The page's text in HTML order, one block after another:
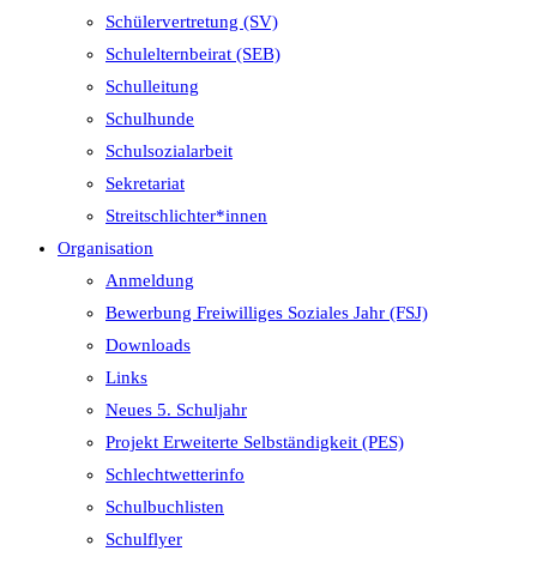
Schülervertretung (SV)
Schulelternbeirat (SEB)
Schulleitung
Schulhunde
Schulsozialarbeit
Sekretariat
Streitschlichter*innen
Organisation
Anmeldung
Bewerbung Freiwilliges Soziales Jahr (FSJ)
Downloads
Links
Neues 5. Schuljahr
Projekt Erweiterte Selbständigkeit (PES)
Schlechtwetterinfo
Schulbuchlisten
Schulflyer